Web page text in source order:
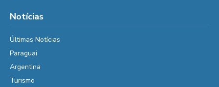
Notícias
Últimas Notícias
Paraguai
Argentina
Turismo